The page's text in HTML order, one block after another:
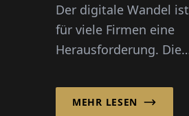
PentaSoft
begleitet den
Der digitale Wandel ist
für viele Firmen eine
Herausforderung. Die
Unternehmensberatung
AG mit Sitz in
MEHR LESEN